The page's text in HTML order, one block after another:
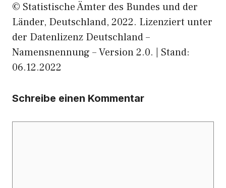
© Statistische Ämter des Bundes und der
Länder, Deutschland, 2022. Lizenziert unter
der Datenlizenz Deutschland –
Namensnennung – Version 2.0. | Stand:
06.12.2022
Schreibe einen Kommentar